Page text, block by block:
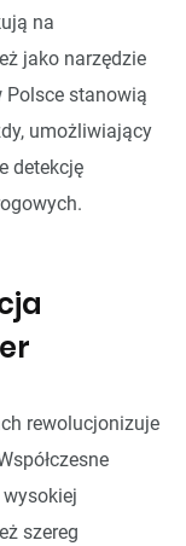
na
jako narzędzie
Polsce stanowią
umożliwiający
detekcję
rewolucjonizuje
szereg